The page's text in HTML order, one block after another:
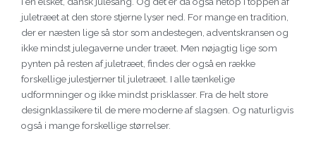
juletræet at den store stjerne lyser ned. For mange en tradition,
der er næsten lige så stor som andestegen, adventskransen og
ikke mindst julegaverne under træet. Men nøjagtig lige som
pynten på resten af juletræet, findes der også en række
forskellige julestjerner til juletræet. I alle tænkelige
udformninger og ikke mindst prisklasser. Fra de helt store
designklassikere til de mere moderne af slagsen. Og naturligvis
også i mange forskellige størrelser.